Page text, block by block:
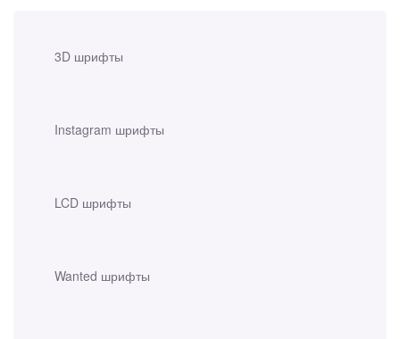
3D шрифты
Instagram шрифты
LCD шрифты
Wanted шрифты